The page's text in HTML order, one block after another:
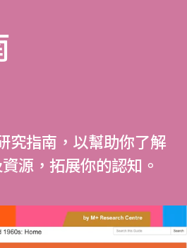
究指南，以幫助你了解
源，拓展你的認知。